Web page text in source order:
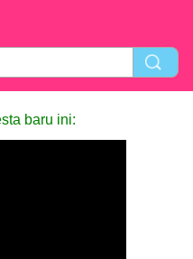
baru ini: